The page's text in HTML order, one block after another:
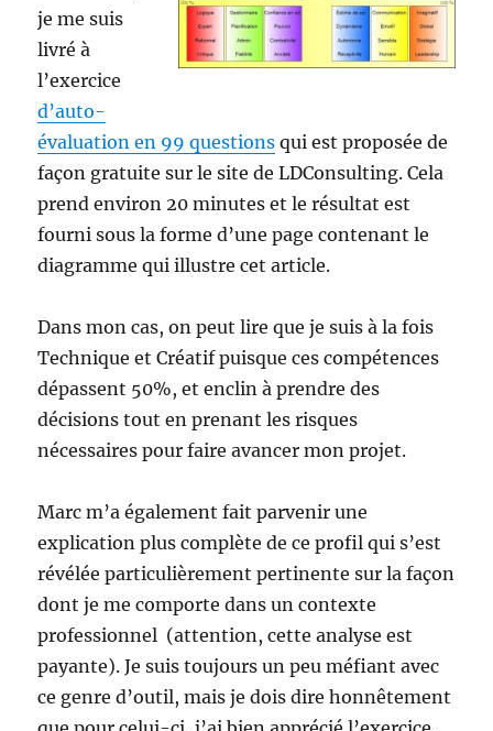
je me suis
livré à
l’exercice
d’auto-
évaluation en 99 questions qui est proposée de
façon gratuite sur le site de LDConsulting. Cela
prend environ 20 minutes et le résultat est
fourni sous la forme d’une page contenant le
diagramme qui illustre cet article.
Dans mon cas, on peut lire que je suis à la fois
Technique et Créatif puisque ces compétences
dépassent 50%, et enclin à prendre des
décisions tout en prenant les risques
nécessaires pour faire avancer mon projet.
Marc m’a également fait parvenir une
explication plus complète de ce profil qui s’est
révélée particulièrement pertinente sur la façon
dont je me comporte dans un contexte
professionnel (attention, cette analyse est
payante). Je suis toujours un peu méfiant avec
ce genre d’outil, mais je dois dire honnêtement